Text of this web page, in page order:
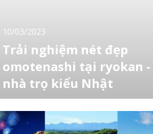
10/03/2023
Trải nghiệm nét đẹp
omotenashi tại ryokan -
nhà trọ kiểu Nhật
Ryokan (旅館) là những khách sạn kiểu Nhật
phố suối nước nóng onsen của đất nước mặt
trời mọc. Đây là một trong những nơi nghỉ